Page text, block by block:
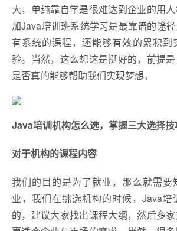
大，单纯靠自学是很难达到企业的用
加Java培训班系统学习是最靠谱的途径
有系统的课程，还能够有效的累积到
验。当然，这么想这是挺好的，前提
是否真的能够帮助我们实现梦想。
Java培训机构怎么选，掌握三大选择技
对于机构的课程内容
我们的目的是为了就业，那么就需要
业，我们在挑选机构的时候，Java培
的，建议大家找出课程大纲，然后多